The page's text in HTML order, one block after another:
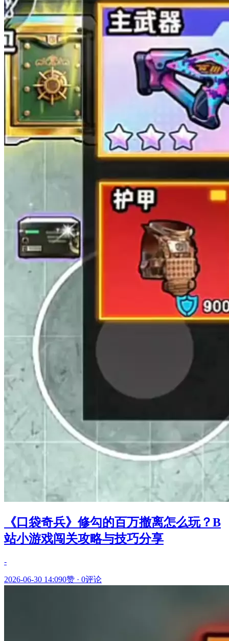
《口袋奇兵》修勾的百万撤离怎么玩？B
站小游戏闯关攻略与技巧分享
-
2026-06-30 14:090赞 · 0评论